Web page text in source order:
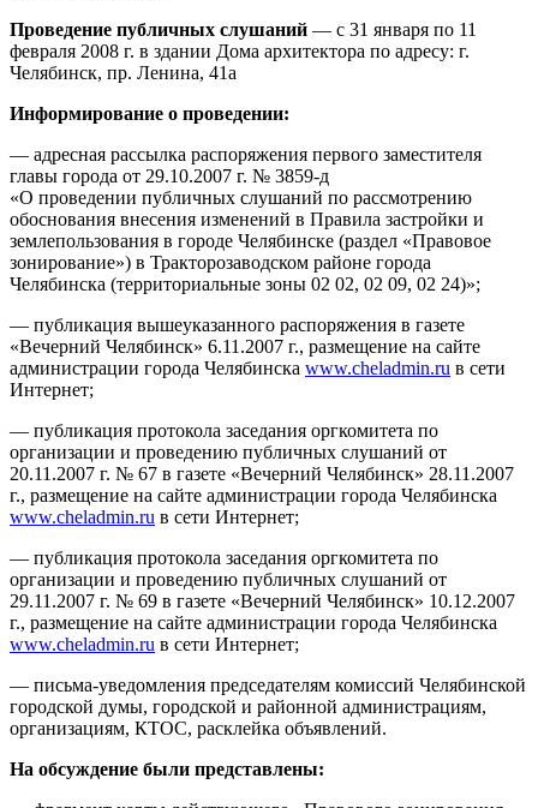
Проведение публичных слушаний — с 31 января по 11
февраля 2008 г. в здании Дома архитектора по адресу: г.
Челябинск, пр. Ленина, 41а
Информирование о проведении:
— адресная рассылка распоряжения первого заместителя
главы города от 29.10.2007 г. № 3859-д
«О проведении публичных слушаний по рассмотрению
обоснования внесения изменений в Правила застройки и
землепользования в городе Челябинске (раздел «Правовое
зонирование») в Тракторозаводском районе города
Челябинска (территориальные зоны 02 02, 02 09, 02 24)»;
— публикация вышеуказанного распоряжения в газете
«Вечерний Челябинск» 6.11.2007 г., размещение на сайте
администрации города Челябинска www.cheladmin.ru в сети
Интернет;
— публикация протокола заседания оргкомитета по
организации и проведению публичных слушаний от
20.11.2007 г. № 67 в газете «Вечерний Челябинск» 28.11.2007
г., размещение на сайте администрации города Челябинска
www.cheladmin.ru в сети Интернет;
— публикация протокола заседания оргкомитета по
организации и проведению публичных слушаний от
29.11.2007 г. № 69 в газете «Вечерний Челябинск» 10.12.2007
г., размещение на сайте администрации города Челябинска
www.cheladmin.ru в сети Интернет;
— письма-уведомления председателям комиссий Челябинской
городской думы, городской и районной администрациям,
организациям, КТОС, расклейка объявлений.
На обсуждение были представлены: